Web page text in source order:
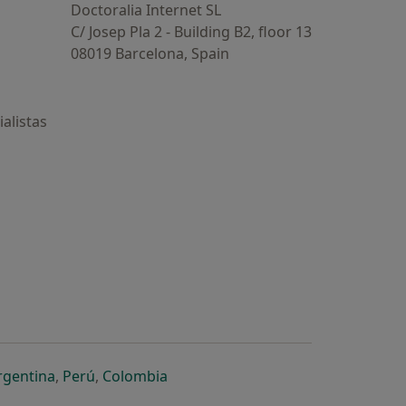
Doctoralia Internet SL
C/ Josep Pla 2 - Building B2, floor 13
08019 Barcelona, Spain
pestaña
una nueva pestaña
en una nueva pestaña
se abre en una nueva pestaña
, Perúse abre en una nueva pestaña
, Colombiase abre en una nueva pestaña